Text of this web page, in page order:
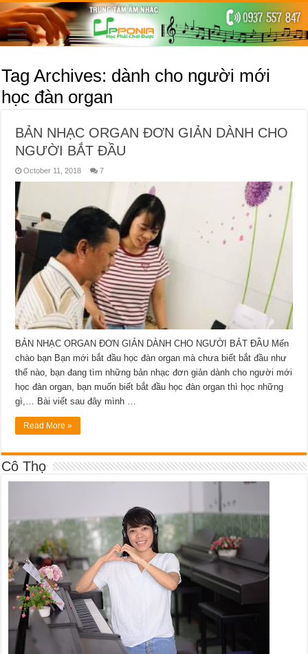
Tag Archives: dành cho người mới
học đàn organ
BẢN NHẠC ORGAN ĐƠN GIẢN DÀNH CHO
NGƯỜI BẮT ĐẦU
October 11, 2018 7
BẢN NHẠC ORGAN ĐƠN GIẢN DÀNH CHO NGƯỜI BẮT ĐẦU Mến
chào bạn Bạn mới bắt đầu học đàn organ mà chưa biết bắt đầu như
thế nào, bạn đang tìm những bản nhạc đơn giản dành cho người mới
học đàn organ, bạn muốn biết bắt đầu học đàn organ thì học những
gì,… Bài viết sau đây mình …
Read More »
Cô Thọ